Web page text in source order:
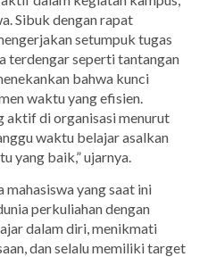
Sibuk dengan rapat
setumpuk tugas
terdengar seperti tantangan
bahwa kunci
waktu yang efisien.
aktif di organisasi menurut
waktu belajar asalkan
yang baik,” ujarnya.
mahasiswa yang saat ini
perkuliahan dengan
dalam diri, menikmati
dan selalu memiliki target